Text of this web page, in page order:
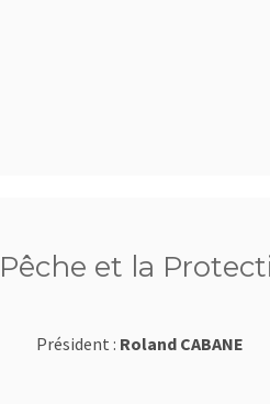
et la
Président : Roland CABANE